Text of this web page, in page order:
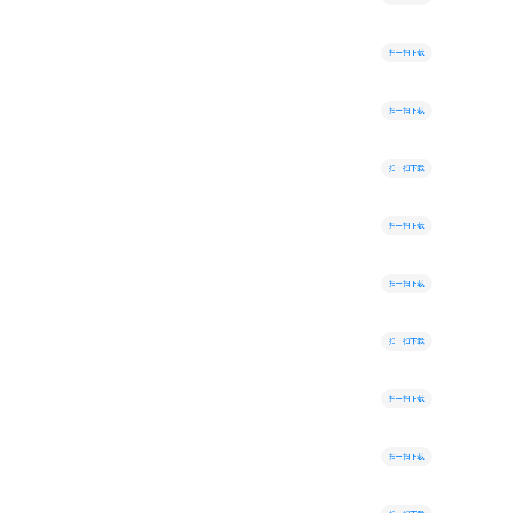
扫一扫下载
扫一扫下载
扫一扫下载
扫一扫下载
扫一扫下载
扫一扫下载
扫一扫下载
扫一扫下载